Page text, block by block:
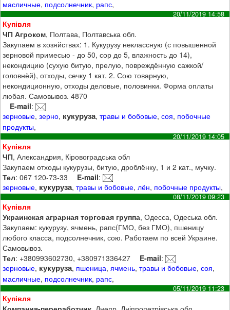
масличные, подсолнечник, рапс,
20/11/2019 14:58
Купівля
ЧП Агроком, Полтава, Полтавська обл.
Закупаем в хозяйствах: 1. Кукурузу неклассную (с повышенной
зерновой примесью - до 50, сор до 5, влажность до 14),
некондицию (сухую битую, прелую, повреждённую сажкой/
головнёй), отходы, сечку 1 кат. 2. Сою товарную,
некондиционную, отходы деловые, половинки. Форма оплаты
любая. Самовывоз. 4870
E-mail:
зерновые,зерно, кукуруза,травы и бобовые,соя, побочные
продукты,
20/11/2019 14:05
Купівля
ЧП, Александрия, Кіровоградська обл
Закупаем отходы кукурузы, битую, дроблёнку, 1 и 2 кат., мучку.
Тел: 067 120-73-33 E-mail:
зерновые, кукуруза,травы и бобовые, лён, побочные продукты,
08/11/2019 09:23
Купівля
Украинская аграрная торговая группа, Одесса, Одеська обл.
Закупаем: кукурузу, ячмень, рапс(ГМО, без ГМО), пшеницу
любого класса, подсолнечник, сою. Работаем по всей Украине.
Самовывоз.
Тел: +380993602730, +380971336427 E-mail:
зерновые, кукуруза, пшеница,ячмень,травы и бобовые,соя,
масличные, подсолнечник, рапс,
05/11/2019 11:23
Купівля